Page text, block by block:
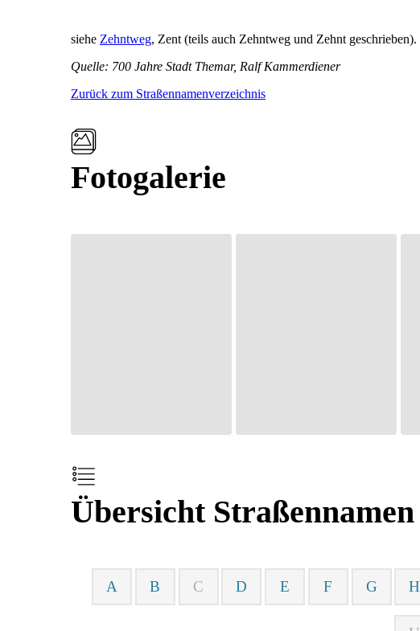
siehe Zehntweg, Zent (teils auch Zehntweg und Zehnt geschrieben).
Quelle: 700 Jahre Stadt Themar, Ralf Kammerdiener
Zurück zum Straßennamenverzeichnis
Fotogalerie
Übersicht Straßennamen
A B C D E F G H